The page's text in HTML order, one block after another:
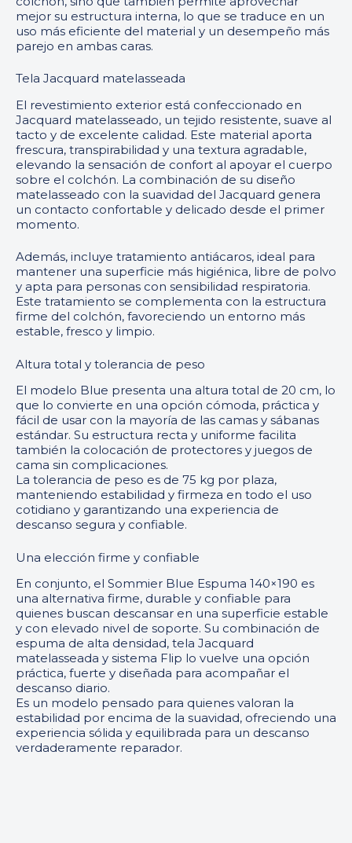
mejor su estructura interna, lo que se traduce en un
uso más eficiente del material y un desempeño más
parejo en ambas caras.
Tela Jacquard matelasseada
El revestimiento exterior está confeccionado en
Jacquard matelasseado, un tejido resistente, suave al
tacto y de excelente calidad. Este material aporta
frescura, transpirabilidad y una textura agradable,
elevando la sensación de confort al apoyar el cuerpo
sobre el colchón. La combinación de su diseño
matelasseado con la suavidad del Jacquard genera
un contacto confortable y delicado desde el primer
momento.
Además, incluye tratamiento antiácaros, ideal para
mantener una superficie más higiénica, libre de polvo
y apta para personas con sensibilidad respiratoria.
Este tratamiento se complementa con la estructura
firme del colchón, favoreciendo un entorno más
estable, fresco y limpio.
Altura total y tolerancia de peso
El modelo Blue presenta una altura total de 20 cm, lo
que lo convierte en una opción cómoda, práctica y
fácil de usar con la mayoría de las camas y sábanas
estándar. Su estructura recta y uniforme facilita
también la colocación de protectores y juegos de
cama sin complicaciones.
La tolerancia de peso es de 75 kg por plaza,
manteniendo estabilidad y firmeza en todo el uso
cotidiano y garantizando una experiencia de
descanso segura y confiable.
Una elección firme y confiable
En conjunto, el Sommier Blue Espuma 140×190 es
una alternativa firme, durable y confiable para
quienes buscan descansar en una superficie estable
y con elevado nivel de soporte. Su combinación de
espuma de alta densidad, tela Jacquard
matelasseada y sistema Flip lo vuelve una opción
práctica, fuerte y diseñada para acompañar el
descanso diario.
Es un modelo pensado para quienes valoran la
estabilidad por encima de la suavidad, ofreciendo una
experiencia sólida y equilibrada para un descanso
verdaderamente reparador.